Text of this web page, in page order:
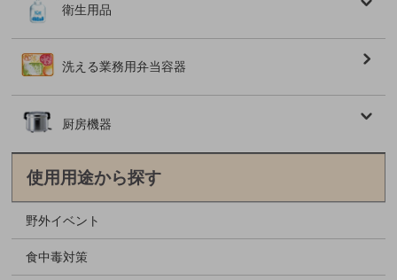
衛生用品
洗える業務用弁当容器
厨房機器
使用用途から探す
野外イベント
食中毒対策